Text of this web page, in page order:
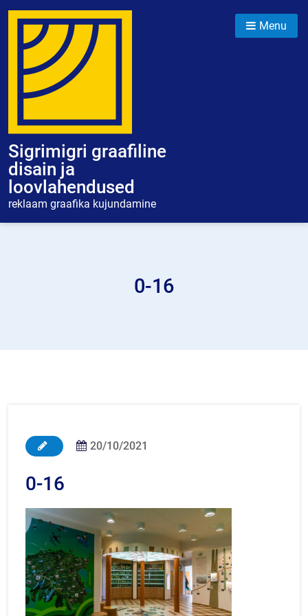
Skip
content
Sigrimigri graafiline
disain ja
loovlahendused
reklaam graafika kujundamine
Menu
0-16
20/10/2021
0-16